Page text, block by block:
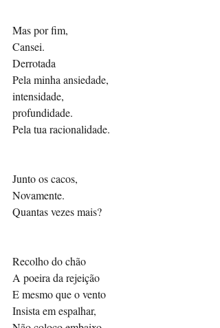
Mas por fim,
Cansei.
Derrotada
Pela minha ansiedade,
intensidade,
profundidade.
Pela tua racionalidade.
Junto os cacos,
Novamente.
Quantas vezes mais?
Recolho do chão
A poeira da rejeição
E mesmo que o vento
Insista em espalhar,